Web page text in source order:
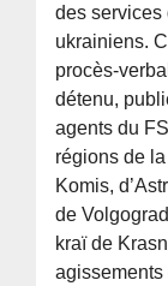
des services
ukrainiens.
procès-
détenu,
agents du
régions de
Komis,
de
kraï de